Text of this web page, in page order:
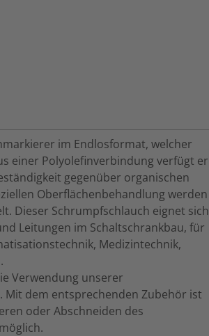
im Endlosformat, welcher
einer Polyolefinverbindung verfügt er
gegenüber organischen
Oberflächenbehandlung werden
Dieser Schrumpfschlauch eignet sich
Leitungen im Schaltschrankbau, für
Medizintechnik,
Verwendung unserer
dem entsprechenden Zubehör ist
oder Abschneiden des